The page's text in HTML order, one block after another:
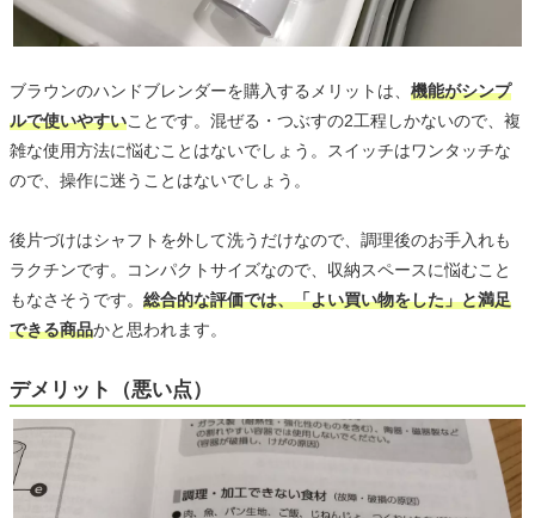
ブラウンのハンドブレンダーを購入するメリットは、 機能がシンプ
ルで使いやすいことです。混ぜる・つぶすの2工程しかないので、複
雑な使用方法に悩むことはないでしょう。スイッチはワンタッチな
ので、操作に迷うことはないでしょう。
後片づけはシャフトを外して洗うだけなので、調理後のお手入れも
ラクチンです。コンパクトサイズなので、収納スペースに悩むこと
もなさそうです。 総合的な評価では、「よい買い物をした」と満足
できる商品かと思われます。
デメリット（悪い点）